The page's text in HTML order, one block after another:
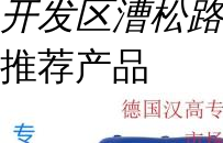
开发区漕松
推荐产品